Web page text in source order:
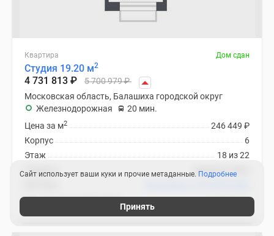
Квартира Дом сдан
Студия 19.20 м2
4 731 813 ₽ 5 700 979₽
Московская область, Балашиха городской округ
Железнодорожная
20 мин.
246 449 ₽
Цена за м2
6
Корпус
18 из 22
Этаж
предчистовая
Отделка
ЖК «Новоград Павлино»
Сайт использует ваши куки и прочие метаданные. Подробнее
Принять